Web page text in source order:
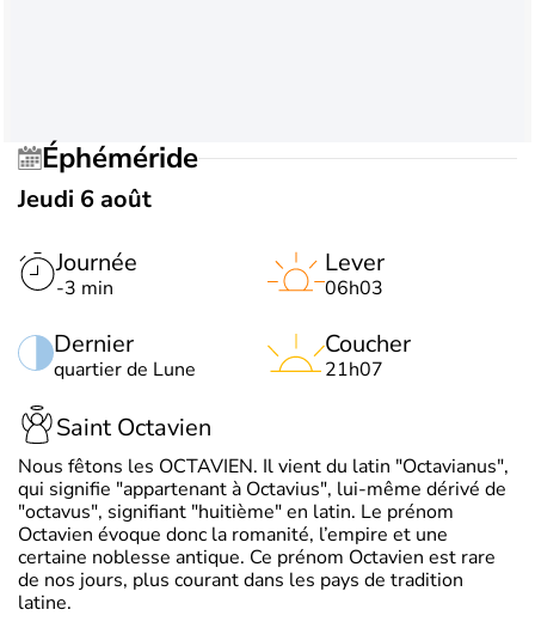
Éphéméride
Jeudi 6 août
Journée
-3 min
Dernier
quartier de Lune
Lever
06h03
Coucher
21h07
Saint Octavien
Nous fêtons les OCTAVIEN. Il vient du latin "Octavianus",
qui signifie "appartenant à Octavius", lui-même dérivé de
"octavus", signifiant "huitième" en latin. Le prénom
Octavien évoque donc la romanité, l’empire et une
certaine noblesse antique. Ce prénom Octavien est rare
de nos jours, plus courant dans les pays de tradition
latine.